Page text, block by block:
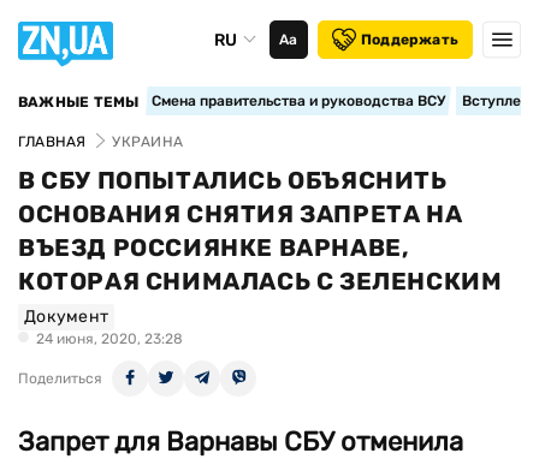
RU Аа Поддержать
ВАЖНЫЕ ТЕМЫ Смена правительства и руководства ВСУ
ГЛАВНАЯ УКРАИНА
В СБУ ПОПЫТАЛИСЬ ОБЪЯСНИТЬ
ОСНОВАНИЯ СНЯТИЯ ЗАПРЕТА НА
ВЪЕЗД РОССИЯНКЕ ВАРНАВЕ,
КОТОРАЯ СНИМАЛАСЬ С ЗЕЛЕНСКИМ
Документ
24 июня, 2020, 23:28
Поделиться
Запрет для Варнавы СБУ отменила